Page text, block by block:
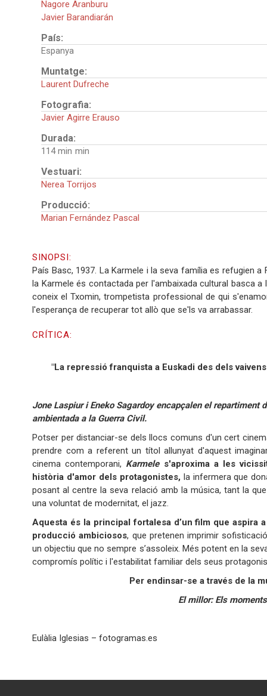
Nagore Aranburu
Javier Barandiarán
País:
Espanya
Muntatge:
Laurent Dufreche
Fotografia:
Javier Agirre Erauso
Durada:
114 min
Vestuari:
Nerea Torrijos
Producció:
Marian Fernández Pascal
SINOPSI:
País Basc, 1937. La Karmele i la seva família es refugien
la Karmele és contactada per l'ambaixada cultural basca
coneix el Txomin, trompetista professional de qui
l'esperança de recuperar tot allò que se'ls va arrabassar.
CRÍTICA:
"La repressió franquista a Euskadi des dels
Jone Laspiur i Eneko Sagardoy encapçalen el
ambientada a la Guerra Civil.
Potser per distanciar-se dels llocs comuns d'un cert
prendre com a referent un títol allunyat d'aquest
cinema contemporani, Karmele s'aproxima a les
història d'amor dels protagonistes, la infermera que
posant al centre la seva relació amb la música, tant la
una voluntat de modernitat, el jazz.
Aquesta és la principal fortalesa d’un film que aspira
producció ambiciosos, que pretenen imprimir
un objectiu que no sempre s’assoleix. Més potent en la
compromís polític i l'estabilitat familiar dels seus
Per endinsar-se a través de la
El millor: Els
Eulàlia Iglesias – fotogramas.es